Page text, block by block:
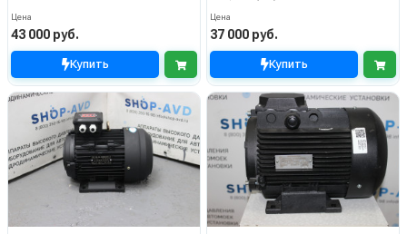
Цена
43 000 руб.
Купить
Цена
37 000 руб.
Купить